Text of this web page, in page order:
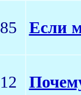
85 Если
12